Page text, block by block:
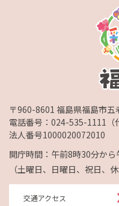
〒960-8601 福島県福島市五
電話番号： 024-535-1111
法人番号1000020072010
開庁時間：午前8時30分か
（土曜日、日曜日、祝日、
交通アクセス